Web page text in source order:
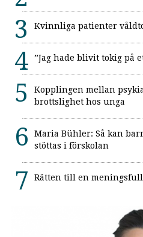
Kvinnliga patienter
”Jag hade blivit tokig på
Kopplingen mellan
brottslighet hos unga
Maria Bühler: Så kan
stöttas i förskolan
Rätten till en